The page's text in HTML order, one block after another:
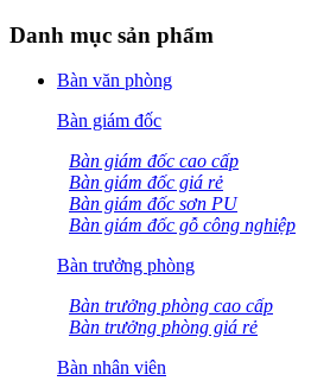
Danh mục sản phẩm
Bàn văn phòng
Bàn giám đốc
Bàn giám đốc cao cấp
Bàn giám đốc giá rẻ
Bàn giám đốc sơn PU
Bàn giám đốc gỗ công nghiệp
Bàn trưởng phòng
Bàn trưởng phòng cao cấp
Bàn trưởng phòng giá rẻ
Bàn nhân viên